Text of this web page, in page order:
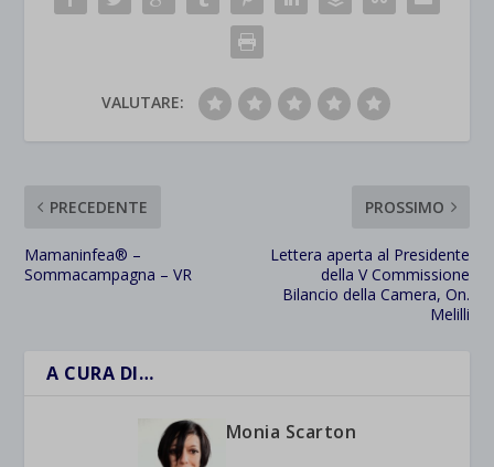
VALUTARE:
PRECEDENTE
Mamaninfea® –
Sommacampagna – VR
PROSSIMO
Lettera aperta al Presidente
della V Commissione
Bilancio della Camera, On.
Melilli
A CURA DI…
Monia Scarton